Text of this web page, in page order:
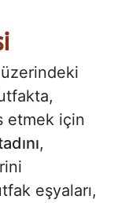
etmek için
,
eşyaları,